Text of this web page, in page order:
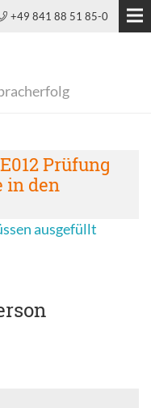
+49 841 88 51 85-0
Prüfung
in den
ausgefüllt